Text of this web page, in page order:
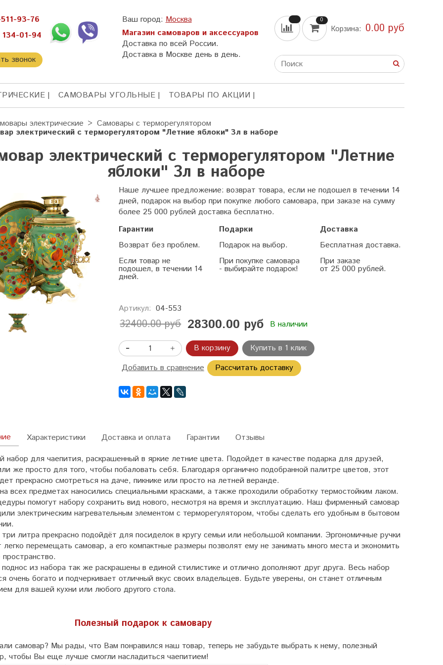
93-76
01-94
звонок
Ваш город:Москва
Магазин самоваров и аксессуаров
Доставка по всей России.
Доставка в Москве день в день.
0
Корзина: 0.00 руб
САМОВАРЫ УГОЛЬНЫЕ ТОВАРЫ ПО АКЦИИ
электрические Самовары с терморегулятором
электрический с терморегулятором "Летние яблоки" 3л в наборе
электрический с терморегулятором "Летние
яблоки" 3л в наборе
Наше лучшее предложение: возврат товара, если не подошел в течении 14
дней, подарок на выбор при покупке любого самовара, при заказе на сумму
более 25 000 рублей доставка бесплатно.
Гарантии
Возврат без проблем.
Если товар не
подошел, в течении 14
дней.
Подарки
Подарок на выбор.
При покупке самовара
- выбирайте подарок!
Доставка
Бесплатная доставка.
При заказе
от 25 000 рублей.
Артикул: 04-553
32400.00 руб 28300.00 руб В наличии
В корзину
Купить в 1 клик
Добавить в сравнение
Рассчитать доставку
набор для чаепития, раскрашенный в яркие летние цвета. Подойдет в качестве подарка для друзей,
же просто для того, чтобы побаловать себя. Благодаря органично подобранной палитре цветов, этот
прекрасно смотреться на даче, пикнике или просто на летней веранде.
всех предметах наносились специальными красками, а также проходили обработку термостойким лаком.
помогут набору сохранить вид нового, несмотря на время и эксплуатацию. Наш фирменный самовар
электрическим нагревательным элементом с терморегулятором, чтобы сделать его удобным в бытовом
литра прекрасно подойдёт для посиделок в кругу семьи или небольшой компании. Эргономичные ручки
легко перемещать самовар, а его компактные размеры позволят ему не занимать много места и экономить
пространство.
из набора так же раскрашены в единой стилистике и отлично дополняют друг друга. Весь набор
очень богато и подчеркивает отличный вкус своих владельцев. Будьте уверены, он станет отличным
для вашей кухни или любого другого стола.
Полезный подарок к самовару
самовар? Мы рады, что Вам понравился наш товар, теперь не забудьте выбрать к нему, полезный
чтобы Вы еще лучше смогли насладиться чаепитием!
Характеристики Доставка и оплата Гарантии Отзывы